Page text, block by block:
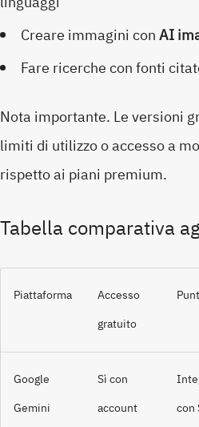
Creare immagini conAI
Fare ricerche con fonti
Nota importante. Le versioni
limiti di utilizzo o accesso a
rispetto ai piani premium.
Tabella comparativa
Piattaforma
Accesso
gratuito
Google
Gemini
Sì con
account
con